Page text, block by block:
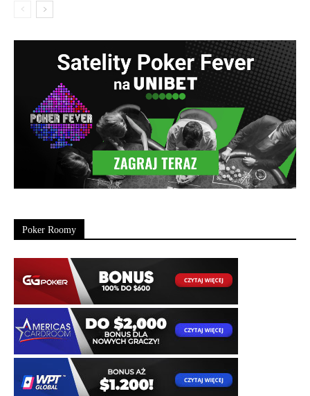
Poker Roomy